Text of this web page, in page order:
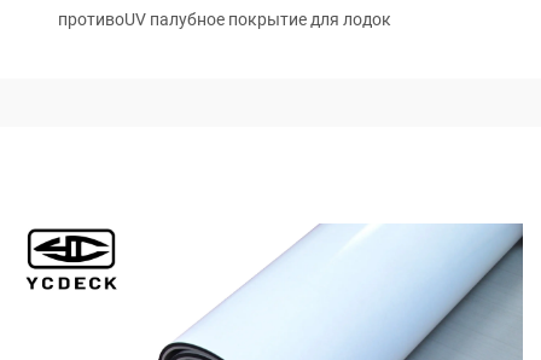
противоUV палубное покрытие для лодок